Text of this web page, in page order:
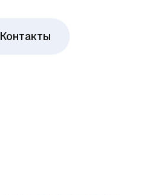
Контакты